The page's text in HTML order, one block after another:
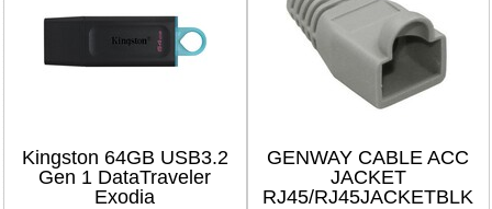
Kingston 64GB USB3.2
Gen 1 DataTraveler
Exodia
GENWAY CABLE ACC
JACKET
RJ45/RJ45JACKETBLK